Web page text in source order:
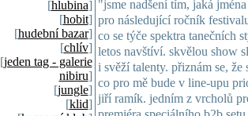
[hlubina]
[hobit]
[hudební bazar]
[chlív]
[jeden tag - galerie
nibiru]
[jungle]
[klid]
"jsme nadšení tím, jaká
pro následující ročník
co se týče spektra tanečních
letos navštíví. skvělou show
i svěží talenty. přiznám se,
co pro mě bude v line-upu
jiří ramík. jedním z vrcholů